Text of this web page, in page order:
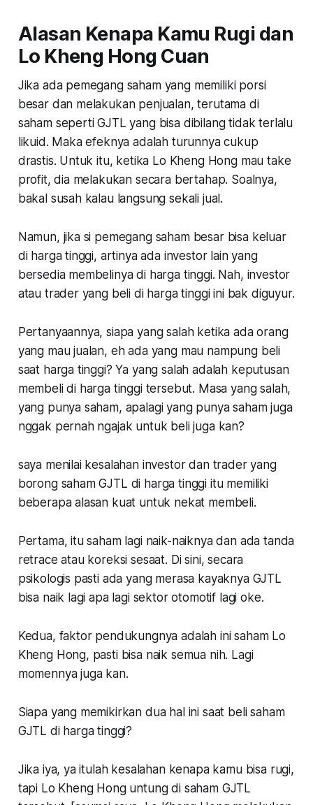
Alasan Kenapa Kamu Rugi dan
Lo Kheng Hong Cuan
Jika ada pemegang saham yang memiliki porsi
besar dan melakukan penjualan, terutama di
saham seperti GJTL yang bisa dibilang tidak terlalu
likuid. Maka efeknya adalah turunnya cukup
drastis. Untuk itu, ketika Lo Kheng Hong mau take
profit, dia melakukan secara bertahap. Soalnya,
bakal susah kalau langsung sekali jual.
Namun, jika si pemegang saham besar bisa keluar
di harga tinggi, artinya ada investor lain yang
bersedia membelinya di harga tinggi. Nah, investor
atau trader yang beli di harga tinggi ini bak diguyur.
Pertanyaannya, siapa yang salah ketika ada orang
yang mau jualan, eh ada yang mau nampung beli
saat harga tinggi? Ya yang salah adalah keputusan
membeli di harga tinggi tersebut. Masa yang salah,
yang punya saham, apalagi yang punya saham juga
nggak pernah ngajak untuk beli juga kan?
saya menilai kesalahan investor dan trader yang
borong saham GJTL di harga tinggi itu memiliki
beberapa alasan kuat untuk nekat membeli.
Pertama, itu saham lagi naik-naiknya dan ada tanda
retrace atau koreksi sesaat. Di sini, secara
psikologis pasti ada yang merasa kayaknya GJTL
bisa naik lagi apa lagi sektor otomotif lagi oke.
Kedua, faktor pendukungnya adalah ini saham Lo
Kheng Hong, pasti bisa naik semua nih. Lagi
momennya juga kan.
Siapa yang memikirkan dua hal ini saat beli saham
GJTL di harga tinggi?
Jika iya, ya itulah kesalahan kenapa kamu bisa rugi,
tapi Lo Kheng Hong untung di saham GJTL